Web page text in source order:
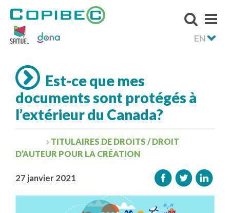
EN
Est-ce que mes
documents sont protégés à
l’extérieur du Canada?
TITULAIRES DE DROITS / DROIT
D’AUTEUR POUR LA CRÉATION
27 janvier 2021